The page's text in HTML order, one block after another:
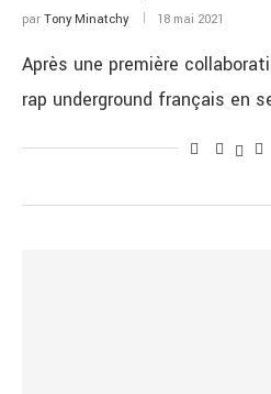
par Tony Minatchy 18 mai 2021
Après une première
rap underground français en